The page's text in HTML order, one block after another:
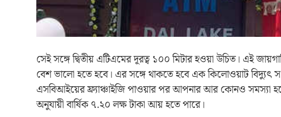
সেই সঙ্গে দ্বিতীয় এটিএমের দূরত্ব ১০০ মিটার হওয়া উচিত। এই
বেশ ভালো হতে হবে। এর সঙ্গে থাকতে হবে এক কিলোওয়াট বিদ্যুৎ
এসবিআইয়ের ফ্র্যাঞ্চাইজি পাওয়ার পর আপনার আর কোনও সমস্যা
অনুযায়ী বার্ষিক ৭.২০ লক্ষ টাকা আয় হতে পারে।